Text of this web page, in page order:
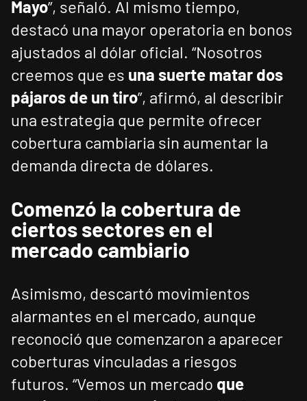
Mayo”, señaló. Al mismo tiempo,
destacó una mayor operatoria en bonos
ajustados al dólar oficial. “Nosotros
creemos que es una suerte matar dos
pájaros de un tiro”, afirmó, al describir
una estrategia que permite ofrecer
cobertura cambiaria sin aumentar la
demanda directa de dólares.
Comenzó la cobertura de
ciertos sectores en el
mercado cambiario
Asimismo, descartó movimientos
alarmantes en el mercado, aunque
reconoció que comenzaron a aparecer
coberturas vinculadas a riesgos
futuros. “Vemos un mercado que